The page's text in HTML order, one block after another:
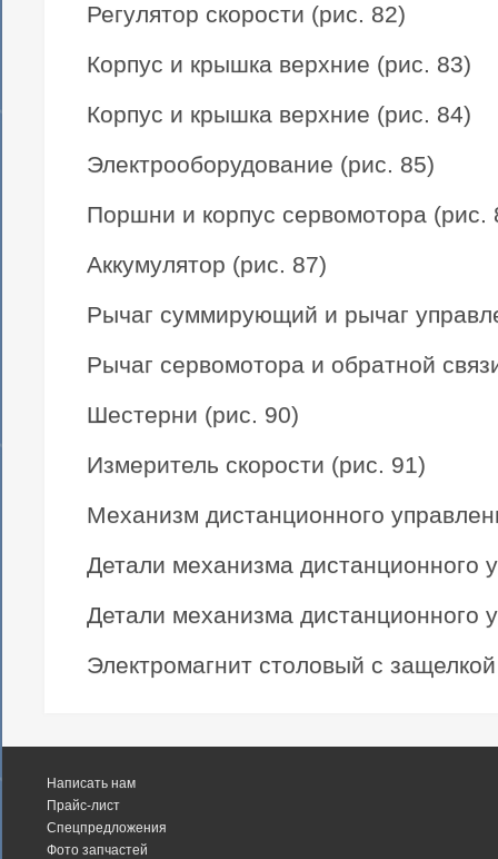
Регулятор скорости (рис. 82)
Корпус и крышка верхние (рис. 83)
Корпус и крышка верхние (рис. 84)
Электрооборудование (рис. 85)
Поршни и корпус сервомотора (рис.
Аккумулятор (рис. 87)
Рычаг суммирующий и рычаг
Рычаг сервомотора и обратной
Шестерни (рис. 90)
Измеритель скорости (рис. 91)
Механизм дистанционного
Детали механизма дистанционного
Детали механизма дистанционного
Электромагнит столовый с
Написать нам
Прайс-лист
Спецпредложения
Фото запчастей